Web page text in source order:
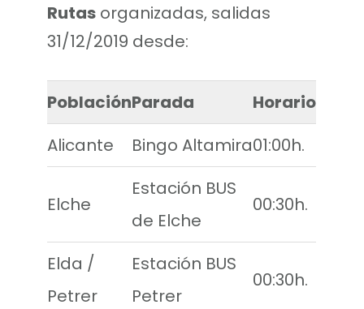
Rutas organizadas, salidas
31/12/2019 desde:
PoblaciónParada
Horario
Alicante
Bingo Altamira01:00h.
Elche
Estación BUS
de Elche
00:30h.
Elda /
Petrer
Estación BUS
Petrer
00:30h.